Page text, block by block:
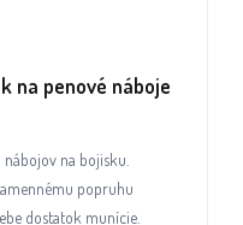
na penové náboje
na bojisku.
popruhu
dostatok munície.